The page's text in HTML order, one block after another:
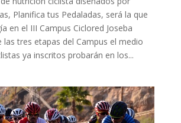
Planifica tus Pedaladas, será la que
en el III Campus Ciclored Joseba
las tres etapas del Campus el medio
ya inscritos probarán en los...